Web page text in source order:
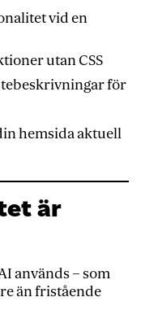
vid en
utan CSS
för
hemsida aktuell
är
används – som
än fristående